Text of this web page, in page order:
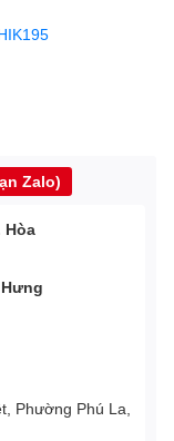
Zalo)
Hòa
Hưng
Phường Phú La,